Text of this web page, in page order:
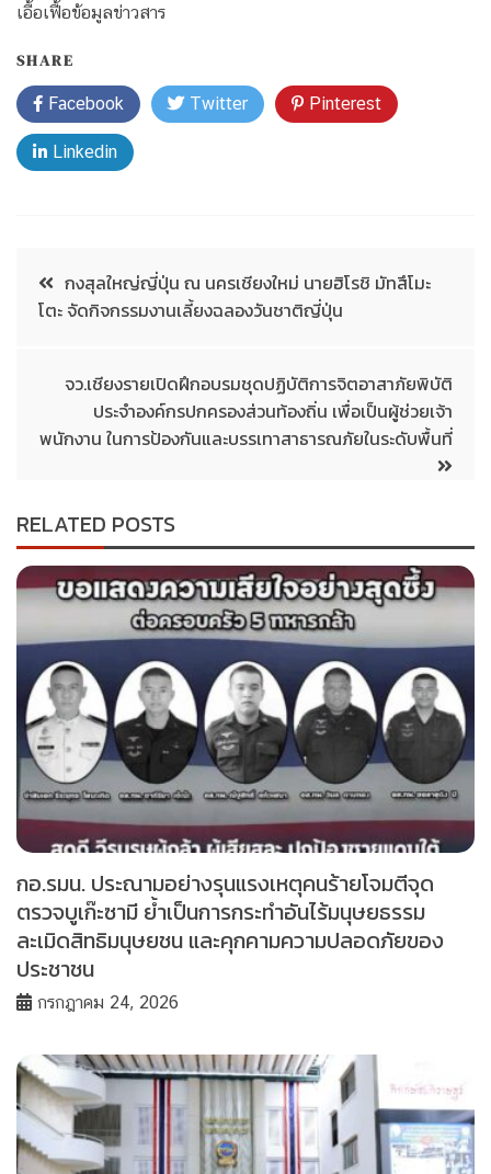
เอื้อเฟื้อข้อมูลข่าวสาร
SHARE
Facebook Twitter Pinterest
Linkedin
กงสุลใหญ่ญี่ปุ่น ณ นครเชียงใหม่ นายฮิโรชิ มัทสึโมะ
โตะ จัดกิจกรรมงานเลี้ยงฉลองวันชาติญี่ปุ่น
จว.เชียงรายเปิดฝึกอบรมชุดปฏิบัติการจิตอาสาภัยพิบัติ
ประจำองค์กรปกครองส่วนท้องถิ่น เพื่อเป็นผู้ช่วยเจ้า
พนักงาน ในการป้องกันและบรรเทาสาธารณภัยในระดับพื้นที่
RELATED POSTS
กอ.รมน. ประณามอย่างรุนแรงเหตุคนร้ายโจมตีจุด
ตรวจบูเก๊ะซามี ย้ำเป็นการกระทำอันไร้มนุษยธรรม
ละเมิดสิทธิมนุษยชน และคุกคามความปลอดภัยของ
ประชาชน
กรกฎาคม 24, 2026